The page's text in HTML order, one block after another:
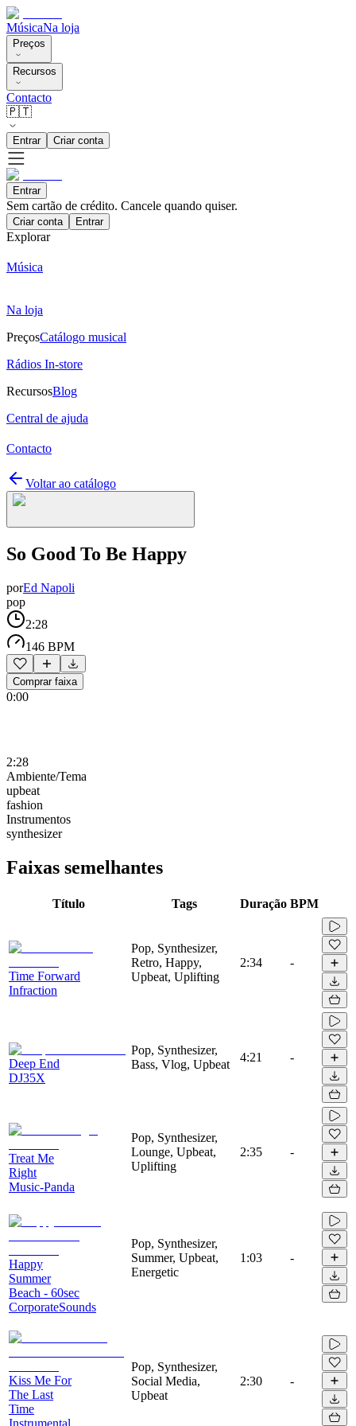
MúsicaNa loja
Preços
Recursos
Contacto
🇵🇹
Entrar Criar conta
Entrar
Sem cartão de crédito. Cancele quando quiser.
Criar conta Entrar
Explorar
Música
Na loja
PreçosCatálogo musical
Rádios In-store
RecursosBlog
Central de ajuda
Contacto
Voltar ao catálogo
So Good To Be Happy
porEd Napoli
pop
2:28
146 BPM
Comprar faixa
0:00
2:28
Ambiente/Tema
upbeat
fashion
Instrumentos
synthesizer
Faixas semelhantes
Título Tags Duração BPM
Time Forward
Infraction
Pop, Synthesizer,
Retro, Happy,
Upbeat, Uplifting
2:34 -
Deep End
DJ35X
Pop, Synthesizer,
Bass, Vlog, Upbeat
4:21 -
Treat Me
Right
Music-Panda
Pop, Synthesizer,
Lounge, Upbeat,
Uplifting
2:35 -
Happy
Summer
Beach - 60sec
CorporateSounds
Pop, Synthesizer,
Summer, Upbeat,
Energetic
1:03 -
Kiss Me For
The Last
Time
Instrumental
Pop, Synthesizer,
Social Media,
Upbeat
2:30 -